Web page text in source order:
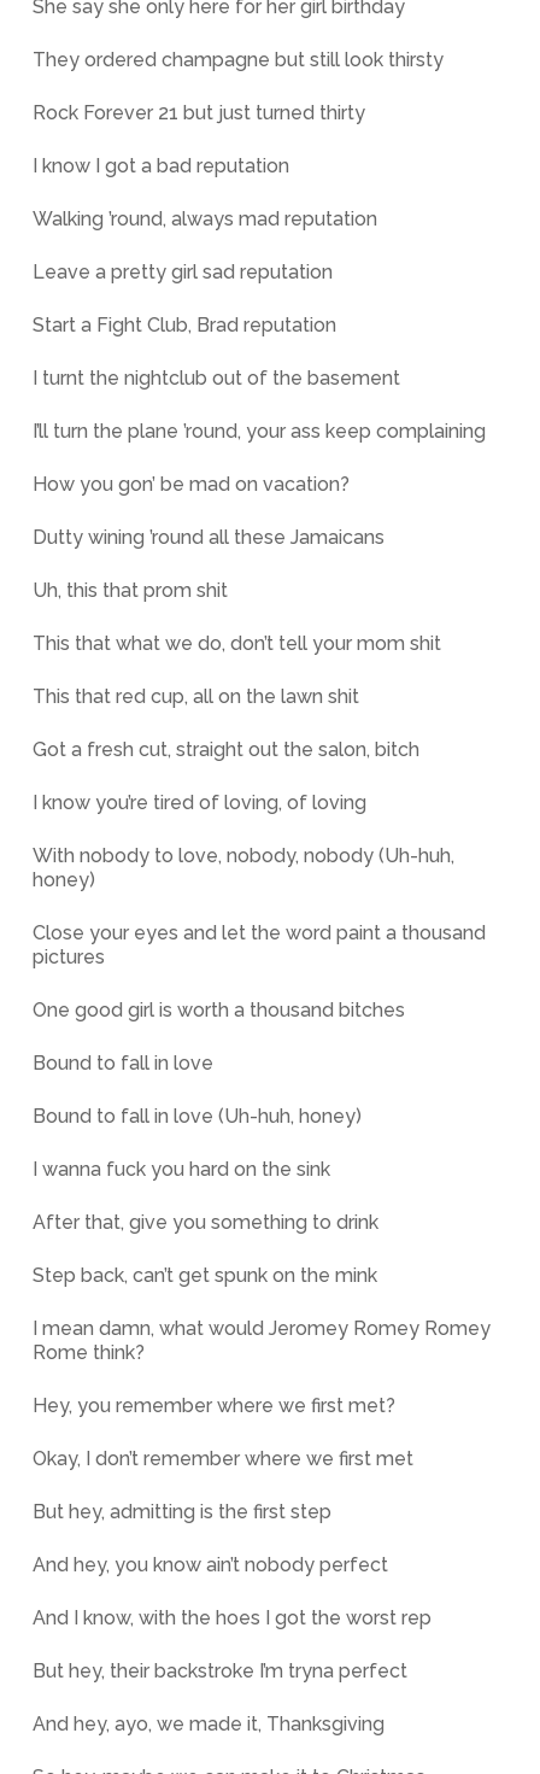
She say she only here for her girl birthday
They ordered champagne but still look thirsty
Rock Forever 21 but just turned thirty
I know I got a bad reputation
Walking ’round, always mad reputation
Leave a pretty girl sad reputation
Start a Fight Club, Brad reputation
I turnt the nightclub out of the basement
I’ll turn the plane ’round, your ass keep complaining
How you gon’ be mad on vacation?
Dutty wining ’round all these Jamaicans
Uh, this that prom shit
This that what we do, don’t tell your mom shit
This that red cup, all on the lawn shit
Got a fresh cut, straight out the salon, bitch
I know you’re tired of loving, of loving
With nobody to love, nobody, nobody (Uh-huh,
honey)
Close your eyes and let the word paint a thousand
pictures
One good girl is worth a thousand bitches
Bound to fall in love
Bound to fall in love (Uh-huh, honey)
I wanna fuck you hard on the sink
After that, give you something to drink
Step back, can’t get spunk on the mink
I mean damn, what would Jeromey Romey Romey
Rome think?
Hey, you remember where we first met?
Okay, I don’t remember where we first met
But hey, admitting is the first step
And hey, you know ain’t nobody perfect
And I know, with the hoes I got the worst rep
But hey, their backstroke I’m tryna perfect
And hey, ayo, we made it, Thanksgiving